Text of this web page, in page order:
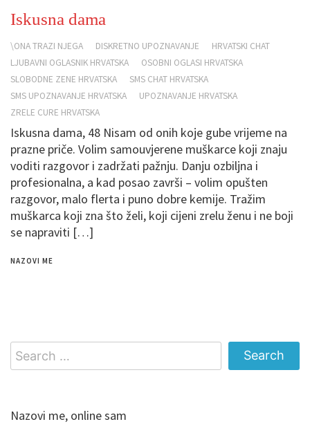
Iskusna dama
\ONA TRAZI NJEGA DISKRETNO UPOZNAVANJE
HRVATSKI CHAT
LJUBAVNI OGLASNIK HRVATSKA
OSOBNI OGLASI HRVATSKA
SLOBODNE ZENE HRVATSKA
SMS CHAT HRVATSKA
SMS UPOZNAVANJE HRVATSKA
UPOZNAVANJE HRVATSKA
ZRELE CURE HRVATSKA
Iskusna dama, 48 Nisam od onih koje gube vrijeme na
prazne priče. Volim samouvjerene muškarce koji znaju
voditi razgovor i zadržati pažnju. Danju ozbiljna i
profesionalna, a kad posao završi – volim opušten
razgovor, malo flerta i puno dobre kemije. Tražim
muškarca koji zna što želi, koji cijeni zrelu ženu i ne boji
se napraviti […]
NAZOVI ME
Search
for:
Nazovi me, online sam